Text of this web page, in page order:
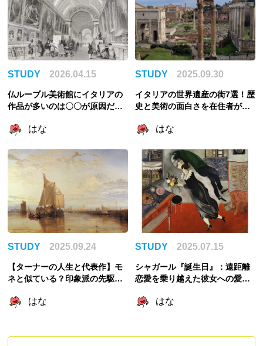
STUDY 2026.04.15
仏ルーブル美術館にイタリアの
作品が多いのは〇〇が原因だっ
く
はな
STUDY 2025.09.30
イタリアの世界遺産の街7選！歴
史と美術の面白さを在住者が解
はな
STUDY 2025.09.24
【ターナーの人生と代表作】モ
ネと似ている？印象派の先駆
はな
STUDY 2025.07.15
シャガール『誕生日』：遠距離
恋愛を乗り越えた彼女への愛が
はな